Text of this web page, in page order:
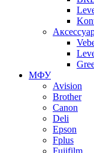
МФУ
Avision
Brother
Canon
Deli
Epson
Fplus